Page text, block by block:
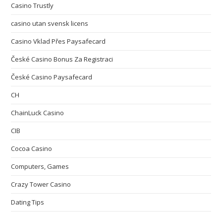
Casino Trustly
casino utan svensk licens
Casino Vklad Přes Paysafecard
České Casino Bonus Za Registraci
České Casino Paysafecard
CH
ChainLuck Casino
CIB
Cocoa Casino
Computers, Games
Crazy Tower Сasino
Dating Tips